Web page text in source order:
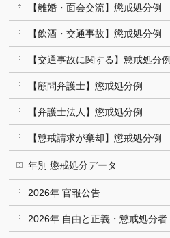
【離婚・面会交流】懲戒処分例
【飲酒・交通事故】懲戒処分例
【交通事故に関する】懲戒処分例
【顧問弁護士】懲戒処分例
【弁護士法人】懲戒処分例
【懲戒請求が棄却】懲戒処分例
年別 懲戒処分データ
2026年 官報公告
2026年 自由と正義・懲戒処分者